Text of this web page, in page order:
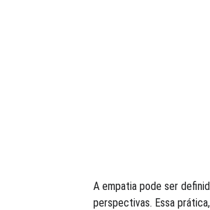
A empatia pode ser
perspectivas. Essa